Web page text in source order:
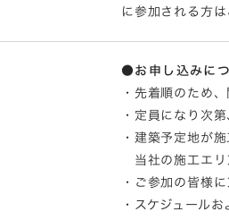
に参加される方
●お申し込みに
・先着順のため
・定員になり次
・建築予定地が
当社の施工エリ
・ご参加の皆様
・スケジュール